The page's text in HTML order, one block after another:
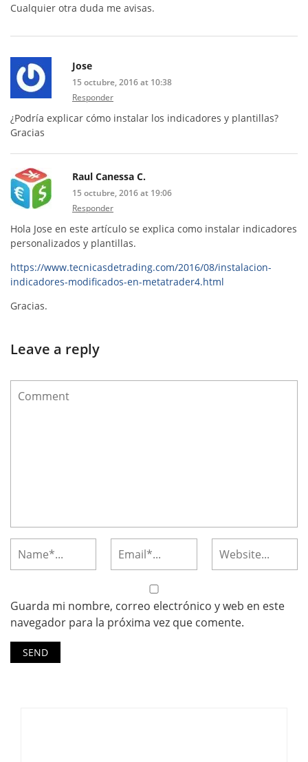
Cualquier otra duda me avisas.
Jose
15 octubre, 2016 at 10:38
Responder
¿Podría explicar cómo instalar los indicadores y plantillas?
Gracias
Raul Canessa C.
15 octubre, 2016 at 19:06
Responder
Hola Jose en este artículo se explica como instalar indicadores
personalizados y plantillas.
https://www.tecnicasdetrading.com/2016/08/instalacion-
indicadores-modificados-en-metatrader4.html
Gracias.
Leave a reply
Guarda mi nombre, correo electrónico y web en este
navegador para la próxima vez que comente.